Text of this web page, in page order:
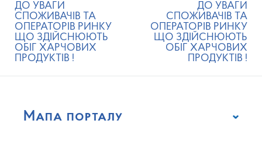
ДО УВАГИ
СПОЖИВАЧІВ ТА
ОПЕРАТОРІВ РИНКУ
ЩО ЗДІЙСНЮЮТЬ
ОБІГ ХАРЧОВИХ
ПРОДУКТІВ !
ДО УВАГИ
СПОЖИВАЧІВ ТА
ОПЕРАТОРІВ РИНКУ
ЩО ЗДІЙСНЮЮТЬ
ОБІГ ХАРЧОВИХ
ПРОДУКТІВ !
Мапа порталу